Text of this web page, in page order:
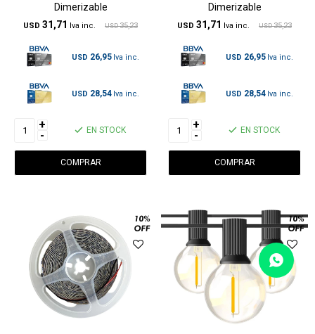
Dimerizable
USD 31,71 USD 35,23
USD 26,95
USD 28,54
+
- EN STOCK
Dimerizable
USD 31,71 USD 35,23
USD 26,95
USD 28,54
+
- EN STOCK